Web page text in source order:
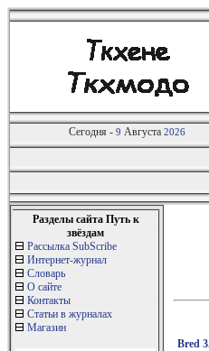
Сегодня - 9 Августа2026
Разделы сайта Путь к
звёздам
Рассылка SubScribe
Интернет-журнал
Словарь
О сайте
Контакты
Статьи в журналах
Магазин
Bred